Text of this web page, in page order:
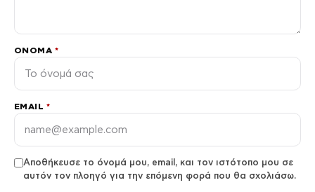
ΌΝΟΜΑ *
EMAIL *
Αποθήκευσε το όνομά μου, email, και τον ιστότοπο μου σε
αυτόν τον πλοηγό για την επόμενη φορά που θα σχολιάσω.